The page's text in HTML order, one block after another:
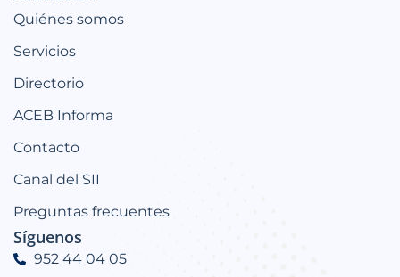
Quiénes somos
Servicios
Directorio
ACEB Informa
Contacto
Canal del SII
Preguntas frecuentes
Síguenos
952 44 04 05